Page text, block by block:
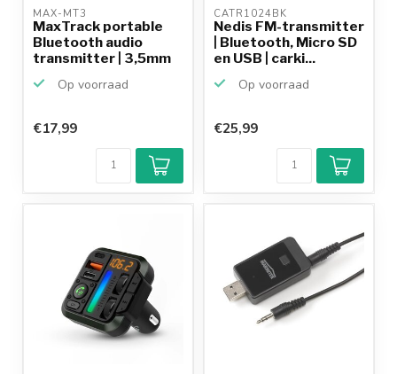
MAX-MT3
MaxTrack portable
Bluetooth audio
transmitter | 3,5mm
Op voorraad
€17,99
CATR1024BK
Nedis FM-transmitter
| Bluetooth, Micro SD
en USB | carki...
Op voorraad
€25,99